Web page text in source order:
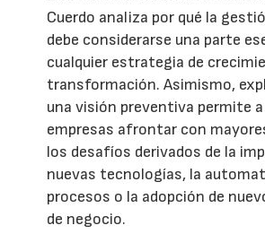
Cuerdo analiza por qué la
debe considerarse una parte
cualquier estrategia de
transformación. Asimismo,
una visión preventiva permite
empresas afrontar con
los desafíos derivados de la
nuevas tecnologías, la
procesos o la adopción de
de negocio.